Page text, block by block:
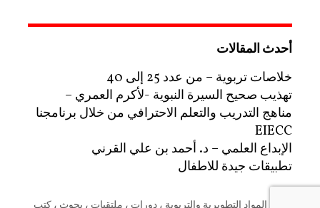
أحدث المقالات
خلاصات تربوية – من عدد 25 إلى 40
تهذيب صحيح السيرة النبوية -لأكرم العمري –
مناهج التدريب والتعلم الاحترافي من خلال برنامجنا
EIECC
الإبداع العلمي – د. أحمد بن علي القرني
تطبيقات جيدة للاطفال
منصة المواد التطويرية والتربوية ، دورات ، ملتقيات ، بحوث ، كتب